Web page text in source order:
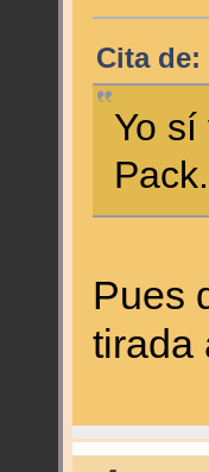
Cita de:
Yo
Pack.
Pues
tirada